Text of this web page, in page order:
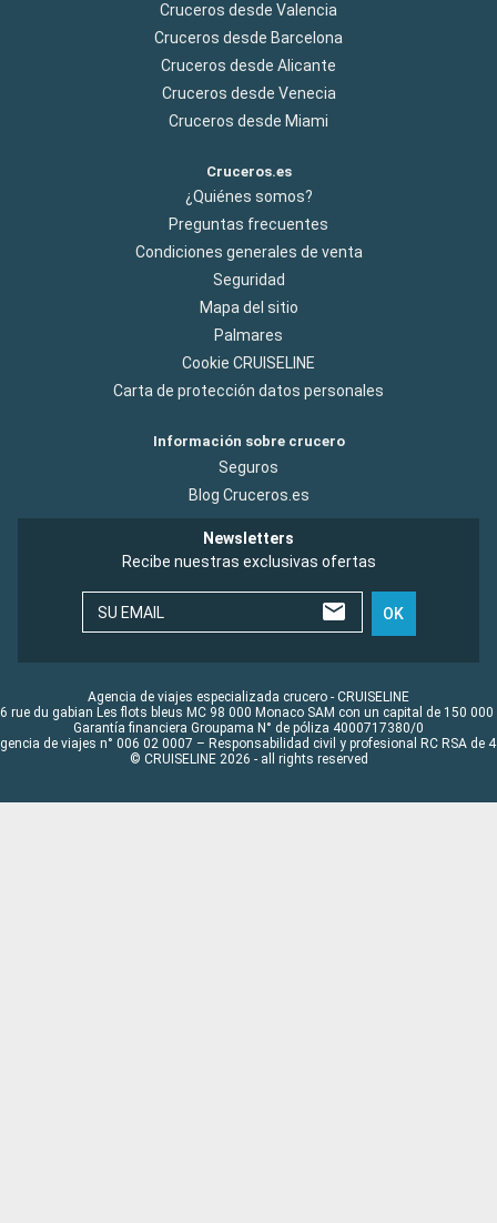
Cruceros desde Valencia
Cruceros desde Barcelona
Cruceros desde Alicante
Cruceros desde Venecia
Cruceros desde Miami
Cruceros.es
¿Quiénes somos?
Preguntas frecuentes
Condiciones generales de venta
Seguridad
Mapa del sitio
Palmares
Cookie CRUISELINE
Carta de protección datos personales
Información sobre crucero
Seguros
Blog Cruceros.es
Newsletters
Recibe nuestras exclusivas ofertas
SU EMAIL OK
Agencia de viajes especializada crucero - CRUISELINE
rue du gabian Les flots bleus MC 98 000 Monaco SAM con un capital de 150 000
Garantía financiera Groupama N° de póliza 4000717380/0
de viajes n° 006 02 0007 – Responsabilidad civil y profesional RC RSA de
© CRUISELINE 2026 - all rights reserved